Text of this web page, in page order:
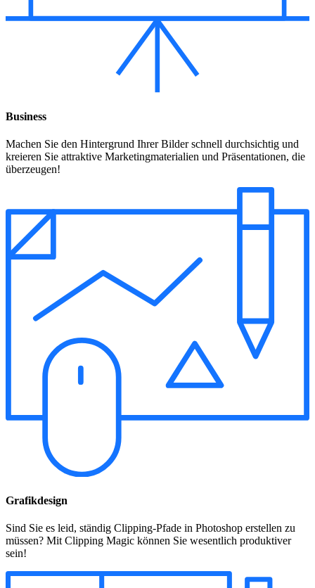
Business
Machen Sie den Hintergrund Ihrer Bilder schnell durchsichtig und
kreieren Sie attraktive Marketingmaterialien und Präsentationen, die
überzeugen!
Grafikdesign
Sind Sie es leid, ständig Clipping-Pfade in Photoshop erstellen zu
müssen? Mit Clipping Magic können Sie wesentlich produktiver
sein!